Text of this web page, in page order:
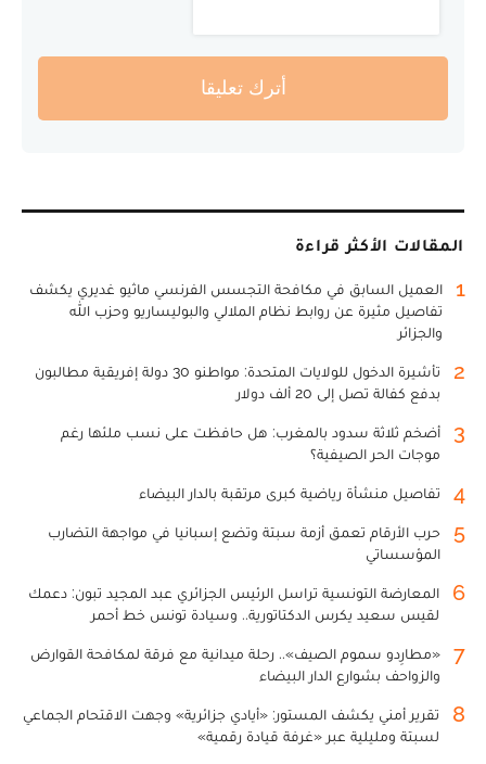
أترك تعليقا
المقالات الأكثر قراءة
1
العميل السابق في مكافحة التجسس الفرنسي ماثيو غديري يكشف
تفاصيل مثيرة عن روابط نظام الملالي والبوليساريو وحزب الله
والجزائر
2
تأشيرة الدخول للولايات المتحدة: مواطنو 30 دولة إفريقية مطالبون
بدفع كفالة تصل إلى 20 ألف دولار
3
أضخم ثلاثة سدود بالمغرب: هل حافظت على نسب ملئها رغم
موجات الحر الصيفية؟
4 تفاصيل منشأة رياضية كبرى مرتقبة بالدار البيضاء
5
حرب الأرقام تعمق أزمة سبتة وتضع إسبانيا في مواجهة التضارب
المؤسساتي
6
المعارضة التونسية تراسل الرئيس الجزائري عبد المجيد تبون: دعمك
لقيس سعيد يكرس الدكتاتورية.. وسيادة تونس خط أحمر
7
«مطارِدو سموم الصيف».. رحلة ميدانية مع فرقة لمكافحة القوارض
والزواحف بشوارع الدار البيضاء
8
تقرير أمني يكشف المستور: «أيادي جزائرية» وجهت الاقتحام الجماعي
لسبتة ومليلية عبر «غرفة قيادة رقمية»